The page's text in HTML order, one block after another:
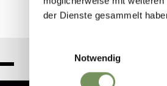
der Dienste gesammelt
Notwendig